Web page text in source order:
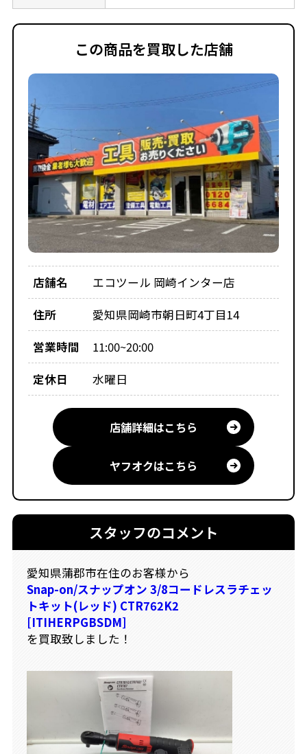
この商品を買取した店舗
店舗名
エコツール 岡崎インター店
住所
愛知県岡崎市朝日町4丁目14
営業時間
11:00~20:00
定休日
水曜日
店舗詳細はこちら
ヤフオクはこちら
スタッフのコメント
愛知県蒲郡市在住のお客様から
Snap-on/スナップオン 3/8コードレスラチェッ
トキット(レッド) CTR762K2
[ITIHERPGBSDM]
を買取致しました！